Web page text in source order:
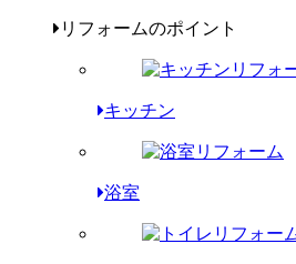
リフォームのポイント
キッチン
浴室